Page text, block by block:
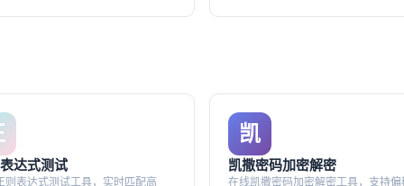
达式测试
则表达式测试工具，实时匹配高
凯
凯撒密码加密解密
在线凯撒密码加密解密工具，支持偏